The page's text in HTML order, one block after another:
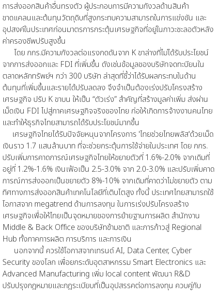
การส่งออกสินค้าอื่นทรงตัว ผู้ประกอบการมีความกังวลด้านสินค้า
ขาดแคลนและต้นทุนวัตถุดิบที่สูงกระทบความสามารถในการแข่งขัน และ
อุปสงค์ในประเทศก่อนมาตรการกระตุ้นเศรษฐกิจที่อยู่ในภาวะชะลอตัวหลัง
ค่าครองชีพปรับสูงขึ้น
โดย กกร.มีความกังวลต่อแรงกดดันจาก K ขาล่างที่ไม่ได้รับประโยชน์
จากการส่งออกและ FDI ที่เพิ่มขึ้น ดังเช่นข้อมูลของบริษัทจดทะบียนใน
ตลาดหลักทรัพย์ฯ กว่า 300 บริษัท ล่าสุดที่ชี้ว่าได้รับผลกระทบในด้าน
ต้นทุนที่เพิ่มขึ้นและรายได้ปรับลดลง จึงจำเป็นต้องเร่งปรับโครงสร้าง
เศรษฐกิจ ปรับ K ขาบน ให้เป็น “ตัวเร่ง” สำคัญที่สร้างมูลค่าเพิ่ม ส่งผ่าน
เม็ดเงิน FDI ไปสู่ภาคเศรษฐกิจจริงของไทย ก่อให้เกิดการจ้างงานคนไทย
และทำให้ธุรกิจไทยสามารถได้รับประโยชน์มากขึ้น
เศรษฐกิจไทยได้รับปัจจัยหนุนจากโครงการ 'ไทยช่วยไทยพลัส'ด้วยเม็ด
เงินราว 1.7 แสนล้านบาท ที่จะช่วยกระตุ้นการใช้จ่ายในประเทศ โดย กกร.
ปรับเพิ่มการคาดการณ์เศรษฐกิจไทยให้ขยายตัวที่ 1.6%-2.0% จากเดิมที่
อยู่ที่ 1.2%-1.6% เงินเฟ้อเป็น 2.5-3.0% จาก 2.0-3.0% และปรับเพิ่มคาด
การณ์การส่งออกเป็นขยายตัว 8%-10% จากเดิมที่คาดว่าไม่ขยายตัว ตาม
ทิศทางการส่งออกสินค้าเทคโนโลยีที่เติบโตสูง ทั้งนี้ ประเทศไทยสามารถใช้
โอกาสจาก megatrend ด้านการลงทุน ในการเร่งปรับโครงสร้าง
เศรษฐกิจเพื่อให้ไทยเป็นจุดหมายของการย้ายฐานการผลิต สำนักงาน
Middle & Back Office ของบริษัทข้ามชาติ และการก้าวสู่ Regional
Hub ทั้งภาคการผลิต การบริการ และการเงิน
นอกจากนี้ ควรใช้โอกาสจากเทรนด์ AI, Data Center, Cyber
Security ของโลก เพื่อยกระดับอุตสาหกรรม Smart Electronics และ
Advanced Manufacturing เพิ่ม local content พัฒนา R&D
ปรับปรุงกฎหมายและกฎระเบียบที่เป็นอุปสรรคต่อการลงทุน ควบคู่กับ